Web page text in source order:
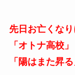
先日お亡くな
「オトナ高校
「陽はまた昇